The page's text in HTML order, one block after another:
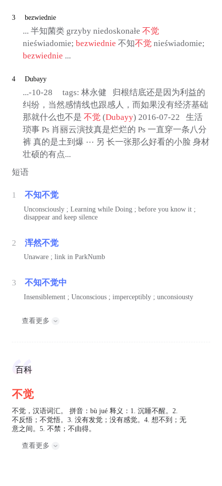
3 bezwiednie
... 半知菌类 grzyby niedoskonałe 不觉
nieświadomie; bezwiednie 不知不觉nieświadomie;
bezwiednie ...
4 Dubayy
...-10-28 tags: 林永健 归根结底还是因为利益的
纠纷，当然感情线也跟感人，而如果没有经济基础
那就什么也不是 不觉(Dubayy) 2016-07-22 生活
琐事 Ps 肖丽云演技真是烂烂的 Ps 一直穿一条八分
裤 真的是土到爆 ⋯ 另 长一张那么好看的小脸 身材
壮硕的有点...
短语
1 不知不觉
Unconsciously ; Learning while Doing ; before you know it ;
disappear and keep silence
2 浑然不觉
Unaware ; link in ParkNumb
3 不知不觉中
Insensiblement ; Unconscious ; imperceptibly ; unconsiousty
查看更多
百科
不觉
不觉，汉语词汇。 拼音：bù jué 释义：1. 沉睡不醒。2.
不反悟；不觉悟。3. 没有发觉；没有感觉。4. 想不到；无
意之间。5. 不禁；不由得。
查看更多